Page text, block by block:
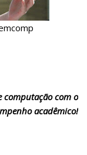
computação com o
acadêmico!